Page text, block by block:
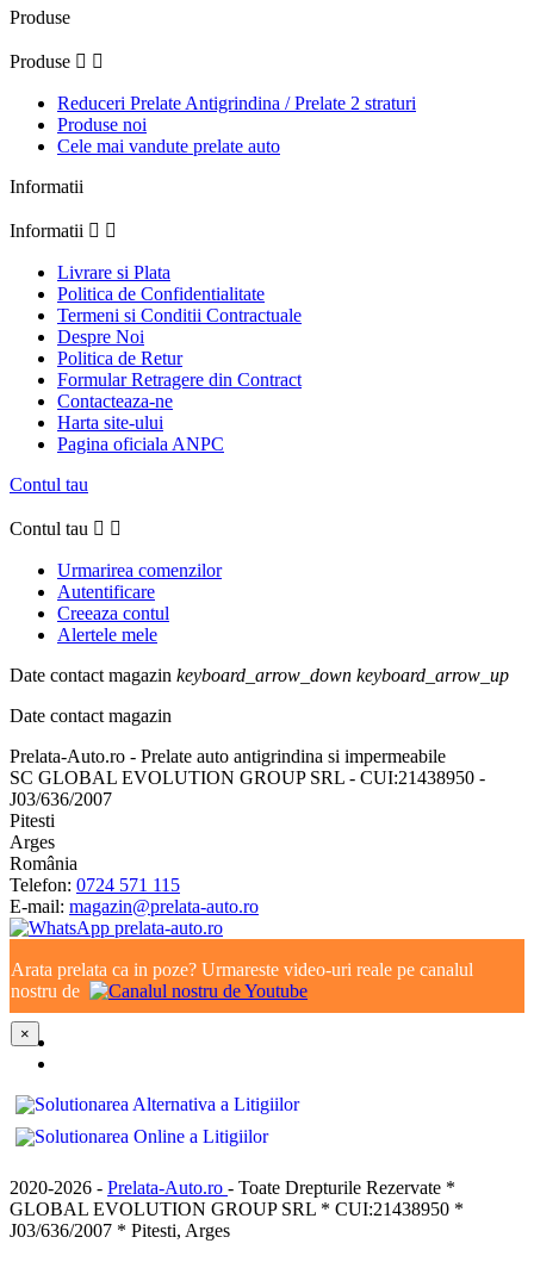
Produse
Produse  
Reduceri Prelate Antigrindina / Prelate 2 straturi
Produse noi
Cele mai vandute prelate auto
Informatii
Informatii  
Livrare si Plata
Politica de Confidentialitate
Termeni si Conditii Contractuale
Despre Noi
Politica de Retur
Formular Retragere din Contract
Contacteaza-ne
Harta site-ului
Pagina oficiala ANPC
Contul tau
Contul tau  
Urmarirea comenzilor
Autentificare
Creeaza contul
Alertele mele
Date contact magazin keyboard_arrow_down keyboard_arrow_up
Date contact magazin
Prelata-Auto.ro - Prelate auto antigrindina si impermeabile
SC GLOBAL EVOLUTION GROUP SRL - CUI:21438950 -
J03/636/2007
Pitesti
Arges
România
Telefon: 0724 571 115
E-mail: magazin@prelata-auto.ro
Arata prelata ca in poze? Urmareste video-uri reale pe canalul
nostru de
×
2020-2026 - Prelata-Auto.ro - Toate Drepturile Rezervate *
GLOBAL EVOLUTION GROUP SRL * CUI:21438950 *
J03/636/2007 * Pitesti, Arges